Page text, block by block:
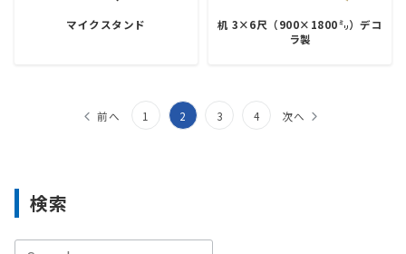
マイクスタンド
机 3×6尺（900×1800㍉）デコ
ラ製
ビ
ゲ
前へ 1 2 3 4 次へ
検索